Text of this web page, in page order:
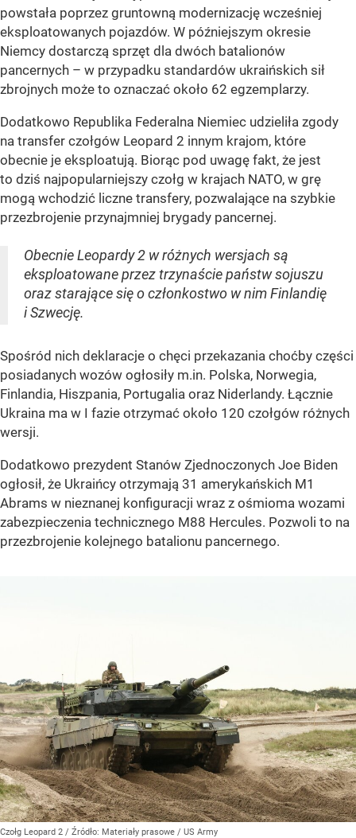
powstała poprzez gruntowną modernizację wcześniej
eksploatowanych pojazdów. W późniejszym okresie
Niemcy dostarczą sprzęt dla dwóch batalionów
pancernych – w przypadku standardów ukraińskich sił
zbrojnych może to oznaczać około 62 egzemplarzy.
Dodatkowo Republika Federalna Niemiec udzieliła zgody
na transfer czołgów Leopard 2 innym krajom, które
obecnie je eksploatują. Biorąc pod uwagę fakt, że jest
to dziś najpopularniejszy czołg w krajach NATO, w grę
mogą wchodzić liczne transfery, pozwalające na szybkie
przezbrojenie przynajmniej brygady pancernej.
Obecnie Leopardy 2 w różnych wersjach są
eksploatowane przez trzynaście państw sojuszu
oraz starające się o członkostwo w nim Finlandię
i Szwecję.
Spośród nich deklaracje o chęci przekazania choćby części
posiadanych wozów ogłosiły m.in. Polska, Norwegia,
Finlandia, Hiszpania, Portugalia oraz Niderlandy. Łącznie
Ukraina ma w I fazie otrzymać około 120 czołgów różnych
wersji.
Dodatkowo prezydent Stanów Zjednoczonych Joe Biden
ogłosił, że Ukraińcy otrzymają 31 amerykańskich M1
Abrams w nieznanej konfiguracji wraz z ośmioma wozami
zabezpieczenia technicznego M88 Hercules. Pozwoli to na
przezbrojenie kolejnego batalionu pancernego.
Czołg Leopard 2 / Źródło: Materiały prasowe / US Army